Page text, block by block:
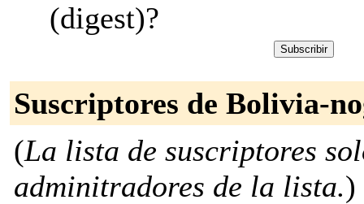
(digest)?
Suscriptores de Bolivia-
(La lista de suscriptores
adminitradores de la lista.)